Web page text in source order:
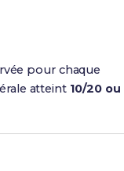
pour chaque
atteint 10/20 ou